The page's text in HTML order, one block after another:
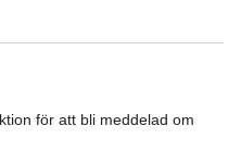
för att bli meddelad om